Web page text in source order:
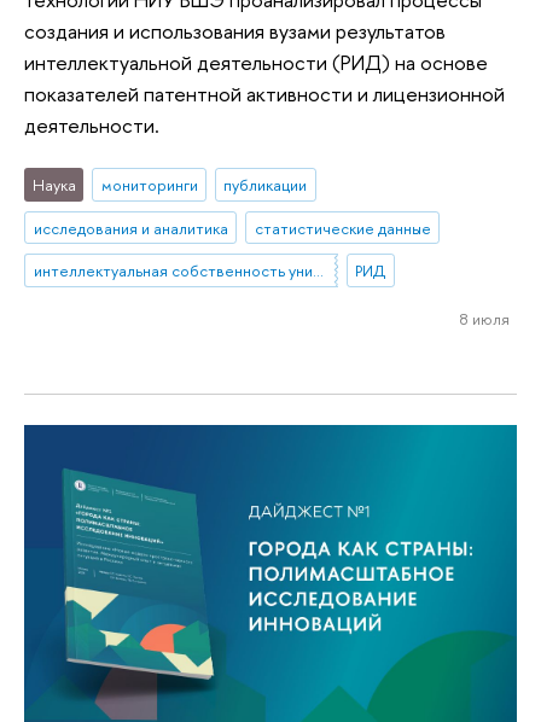
создания и использования вузами результатов
интеллектуальной деятельности (РИД) на основе
показателей патентной активности и лицензионной
деятельности.
Наука мониторинги
публикации
исследования и аналитика
статистические данные
интеллектуальная собственность университетов
РИД
8 июля